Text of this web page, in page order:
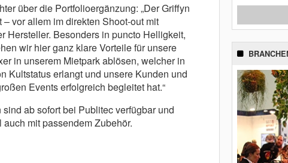
über die Portfolioergänzung: „Der Griffyn
vor allem im direkten Shoot-out mit
Hersteller. Besonders in puncto Helligkeit,
wir hier ganz klare Vorteile für unsere
in unserem Mietpark ablösen, welcher in
Kultstatus erlangt und unsere Kunden und
Events erfolgreich begleitet hat.“
ab sofort bei Publitec verfügbar und
mit passendem Zubehör.